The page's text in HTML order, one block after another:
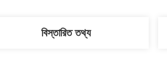
বিস্তারিত তথ্য